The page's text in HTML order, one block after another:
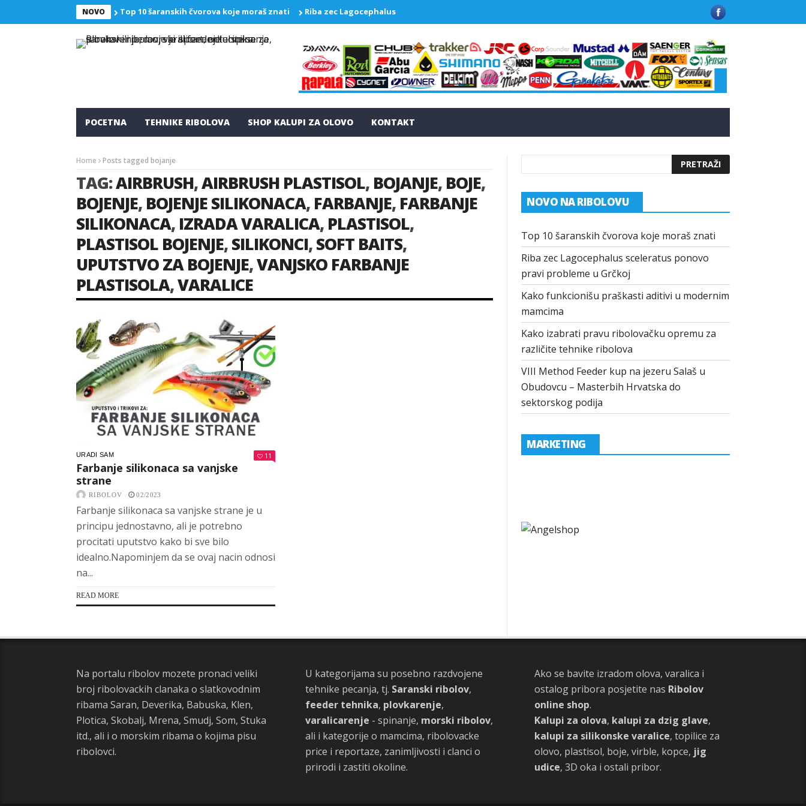
NOVO Top 10 šaranskih čvorova koje moraš znati Riba zec Lagocephalus sceleratus ponovo pravi probleme u Grčkoj Kako funkcionišu praškasti aditivi u modernim
POCETNA TEHNIKE RIBOLOVA SHOP KALUPI ZA OLOVO KONTAKT
Home Posts tagged bojanje
TAG:AIRBRUSH,AIRBRUSH PLASTISOL, BOJANJE, BOJE,
BOJENJE, BOJENJE SILIKONACA, FARBANJE, FARBANJE
SILIKONACA, IZRADA VARALICA, PLASTISOL,
PLASTISOL BOJENJE,SILIKONCI,SOFT BAITS,
UPUTSTVO ZA BOJENJE,VANJSKO FARBANJE
PLASTISOLA,VARALICE
URADI SAM 11
Farbanje silikonaca sa vanjske
strane
RIBOLOV 02/2023
Farbanje silikonaca sa vanjske strane je u
principu jednostavno, ali je potrebno
procitati uputstvo kako bi sve bilo
idealno.Napominjem da se ovaj nacin odnosi
na...
READ MORE
NOVO NA RIBOLOVU
Top 10 šaranskih čvorova koje moraš znati
Riba zec Lagocephalus sceleratus ponovo
pravi probleme u Grčkoj
Kako funkcionišu praškasti aditivi u modernim
mamcima
Kako izabrati pravu ribolovačku opremu za
različite tehnike ribolova
VIII Method Feeder kup na jezeru Salaš u
Obudovcu – Masterbih Hrvatska do
sektorskog podija
MARKETING
Na portalu ribolov mozete pronaci veliki
broj ribolovackih clanaka o slatkovodnim
ribama Saran, Deverika, Babuska, Klen,
Plotica, Skobalj, Mrena, Smudj, Som, Stuka
itd., ali i o morskim ribama o kojima pisu
ribolovci.
U kategorijama su posebno razdvojene
tehnike pecanja, tj. Saranski ribolov,
feeder tehnika, plovkarenje,
varalicarenje - spinanje, morski ribolov,
ali i kategorije o mamcima, ribolovacke
price i reportaze, zanimljivosti i clanci o
prirodi i zastiti okoline.
Ako se bavite izradom olova, varalica i
ostalog pribora posjetite nas Ribolov
online shop.
Kalupi za olova, kalupi za dzig glave,
kalupi za silikonske varalice, topilice za
olovo, plastisol, boje, virble, kopce, jig
udice, 3D oka i ostali pribor.